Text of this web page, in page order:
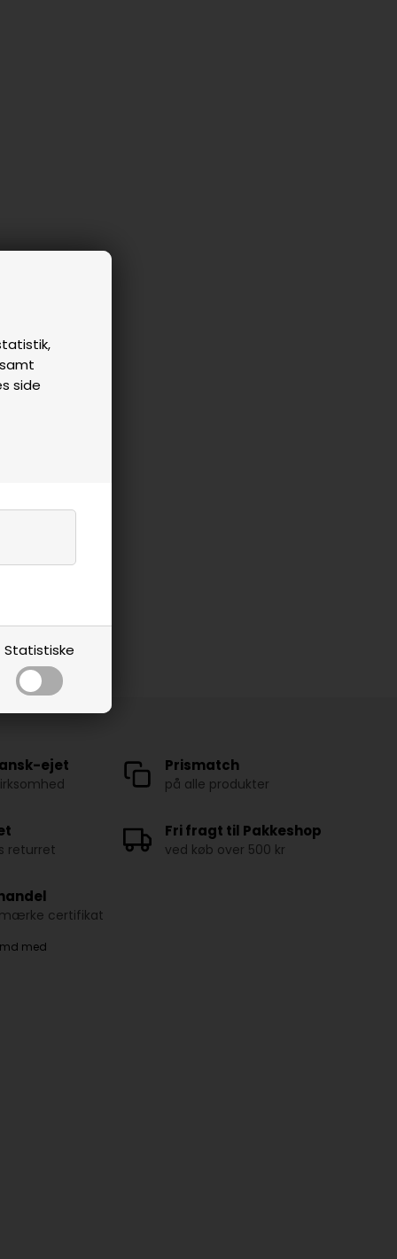
side
Statistiske
ejet Prismatch
på alle produkter
returret
Fri fragt til Pakkeshop
ved køb over 500 kr
certifikat